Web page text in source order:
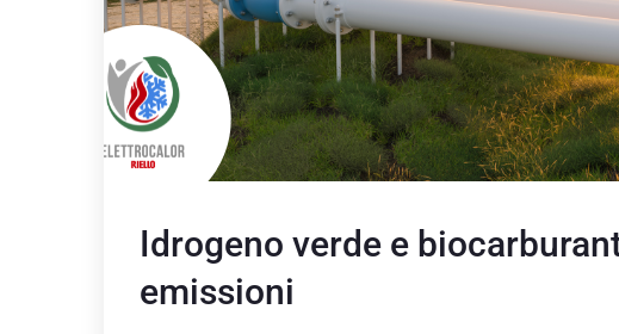
Idrogeno verde e
emissioni